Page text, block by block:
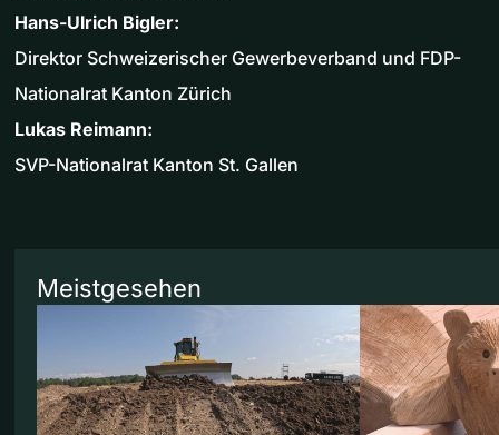
Hans-Ulrich Bigler:
Direktor Schweizerischer Gewerbeverband und FDP-
Nationalrat Kanton Zürich
Lukas Reimann:
SVP-Nationalrat Kanton St. Gallen
Meistgesehen